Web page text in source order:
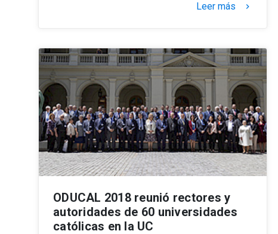
Leer más keyboard_arrow_right
ODUCAL 2018 reunió rectores y
autoridades de 60 universidades
católicas en la UC